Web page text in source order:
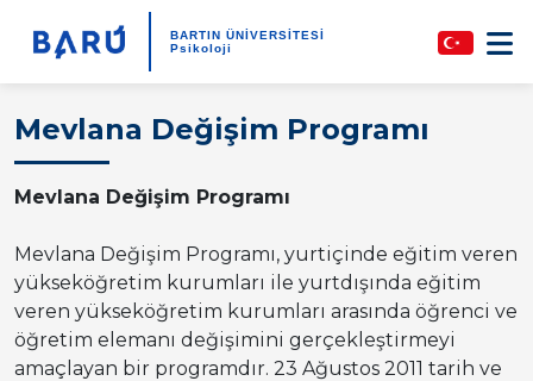
BARTIN ÜNİVERSİTESİ
Psikoloji
Mevlana Değişim Programı
Mevlana Değişim Programı
Mevlana Değişim Programı, yurtiçinde eğitim veren
yükseköğretim kurumları ile yurtdışında eğitim
veren yükseköğretim kurumları arasında öğrenci ve
öğretim elemanı değişimini gerçekleştirmeyi
amaçlayan bir programdır. 23 Ağustos 2011 tarih ve